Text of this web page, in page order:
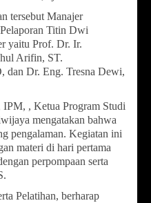
tersebut Manajer
Titin Dwi
yaitu Prof. Dr. Ir.
Arifin, ST.
dan Dr. Eng. Tresna Dewi,
, Ketua Program Studi
mengatakan bahwa
pengalaman. Kegiatan ini
materi di hari pertama
perpompaan serta
Pelatihan, berharap